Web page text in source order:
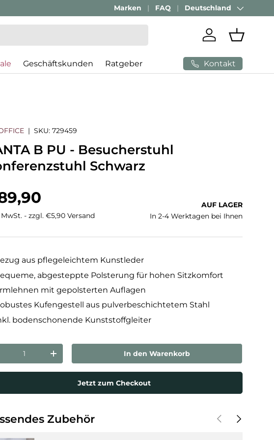
Passenden Bürostuhl finden mitAI-Beratung
Marken FAQ Land/Region
Deutschland
Einloggen
Geschäftskunden Ratgeber Kontakt
|SKU: 729459
B PU - Besucherstuhl
Schwarz
Preis
- zzgl. €5,90 Versand
AUF LAGER
In 2-4 Werktagen bei Ihnen
aus pflegeleichtem Kunstleder
abgesteppte Polsterung für hohen Sitzkomfort
mit gepolsterten Auflagen
Kufengestell aus pulverbeschichtetem Stahl
bodenschonende Kunststoffgleiter
verringernMenge erhöhen In den Warenkorb
Jetzt zum Checkout
Zubehör VorherigeNächste